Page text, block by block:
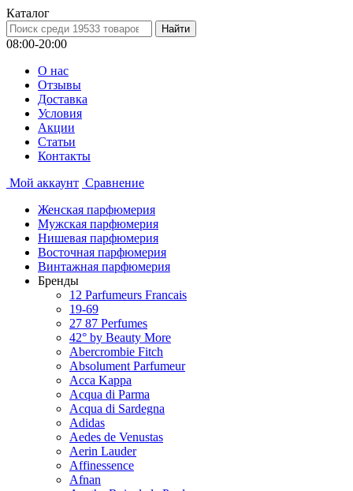
Каталог
08:00-20:00
О нас
Отзывы
Доставка
Условия
Aкции
Статьи
Контакты
Мой аккаунт Сравнение
Женская парфюмерия
Мужская парфюмерия
Нишевая парфюмерия
Восточная парфюмерия
Винтажная парфюмерия
Бренды
12 Parfumeurs Francais
19-69
27 87 Perfumes
42° by Beauty More
Abercrombie Fitch
Absolument Parfumeur
Acca Kappa
Acqua di Parma
Acqua di Sardegna
Adidas
Aedes de Venustas
Aerin Lauder
Affinessence
Afnan